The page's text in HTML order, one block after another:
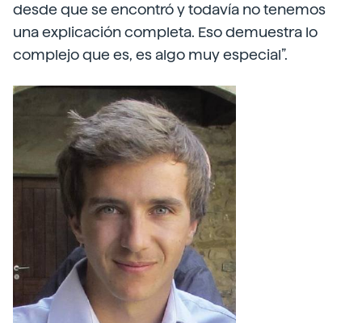
desde que se encontró y todavía no tenemos
una explicación completa. Eso demuestra lo
complejo que es, es algo muy especial”.